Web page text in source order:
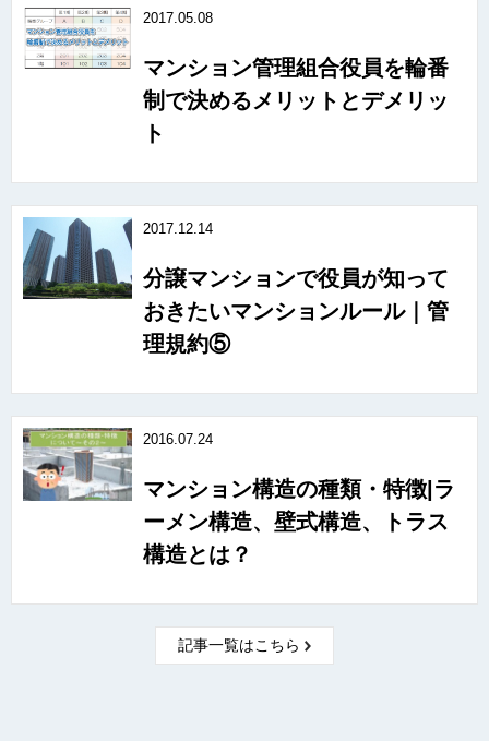
2017.05.08
マンション管理組合役員を輪番
制で決めるメリットとデメリッ
ト
2017.12.14
分譲マンションで役員が知って
おきたいマンションルール｜管
理規約⑤
2016.07.24
マンション構造の種類・特徴|ラ
ーメン構造、壁式構造、トラス
構造とは？
記事一覧はこちら